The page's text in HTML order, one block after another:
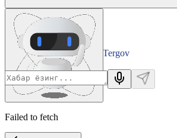
Tergov
Departamenti
Failed to fetch